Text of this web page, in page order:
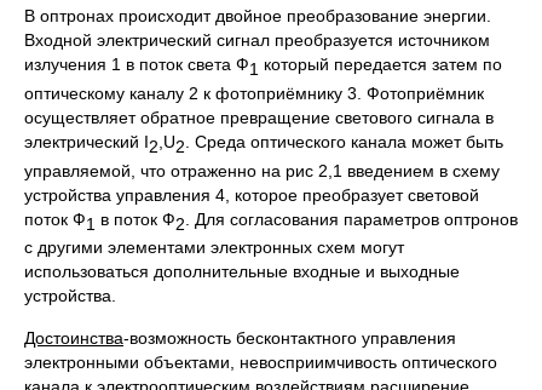
В оптронах происходит двойное преобразование энергии.
Входной электрический сигнал преобразуется источником
излучения 1 в поток света Ф1 который передается затем по
оптическому каналу 2 к фотоприёмнику 3. Фотоприёмник
осуществляет обратное превращение светового сигнала в
электрический I2 ,U2 . Среда оптического канала может быть
управляемой, что отраженно на рис 2,1 введением в схему
устройства управления 4, которое преобразует световой
поток Ф1 в поток Ф2 . Для согласования параметров оптронов
с другими элементами электронных схем могут
использоваться дополнительные входные и выходные
устройства.
Достоинства-возможность бесконтактного управления
электронными объектами, невосприимчивость оптического